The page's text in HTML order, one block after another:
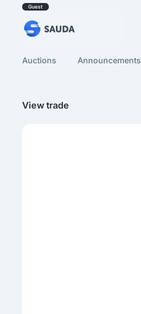
Guest
Auctions Announcements
View trade